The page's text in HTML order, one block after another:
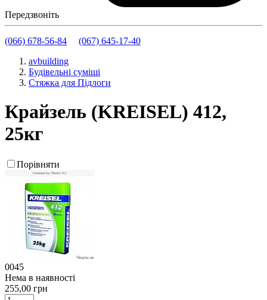
Передзвоніть
(066) 678-56-84
(067) 645-17-40
avbuilding
Будівельні суміші
Стяжка для Підлоги
Крайзель (KREISEL) 412,
25кг
Порівняти
0045
Нема в наявності
255,00 грн